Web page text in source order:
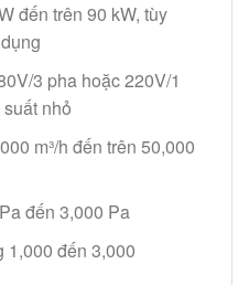
đến trên 90 kW, tùy
3 pha hoặc 220V/1
nhỏ
m³/h đến trên 50,000
đến 3,000 Pa
1,000 đến 3,000